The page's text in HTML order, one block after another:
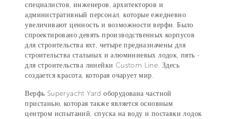
специалистов, инженеров, архитекторов и
административный персонал, которые ежедневно
увеличивают ценность и возможности верфи. Было
спроектировано девять производственных корпусов
для строительства яхт, четыре предназначены для
строительства стальных и алюминиевых лодок, пять -
для строительства линейки Custom Line. Здесь
создается красота, которая очарует мир.
Верфь Superyacht Yard оборудована частной
пристанью, которая также является основным
центром испытаний, спуска на воду и поставки лодок